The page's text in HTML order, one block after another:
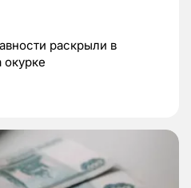
раскрыли в